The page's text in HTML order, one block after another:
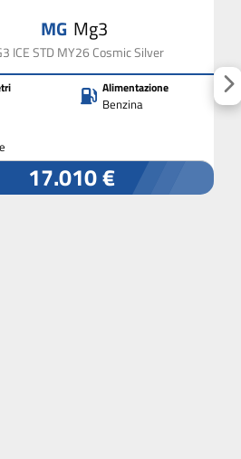
MG Mg3
ICE STD MY26 Cosmic Silver
Alimentazione
Benzina
17.010 €